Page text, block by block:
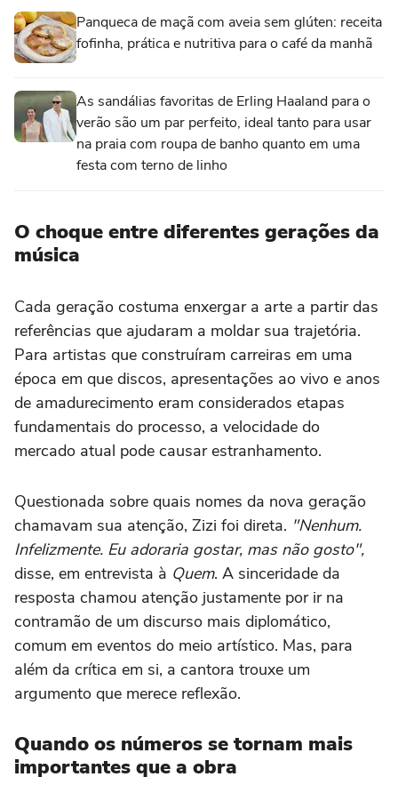
Panqueca de maçã com aveia sem glúten: receita
fofinha, prática e nutritiva para o café da manhã
As sandálias favoritas de Erling Haaland para o
verão são um par perfeito, ideal tanto para usar
na praia com roupa de banho quanto em uma
festa com terno de linho
O choque entre diferentes gerações da
música
Cada geração costuma enxergar a arte a partir das
referências que ajudaram a moldar sua trajetória.
Para artistas que construíram carreiras em uma
época em que discos, apresentações ao vivo e anos
de amadurecimento eram considerados etapas
fundamentais do processo, a velocidade do
mercado atual pode causar estranhamento.
Questionada sobre quais nomes da nova geração
chamavam sua atenção, Zizi foi direta. "Nenhum.
Infelizmente. Eu adoraria gostar, mas não gosto",
disse, em entrevista à Quem. A sinceridade da
resposta chamou atenção justamente por ir na
contramão de um discurso mais diplomático,
comum em eventos do meio artístico. Mas, para
além da crítica em si, a cantora trouxe um
argumento que merece reflexão.
Quando os números se tornam mais
importantes que a obra